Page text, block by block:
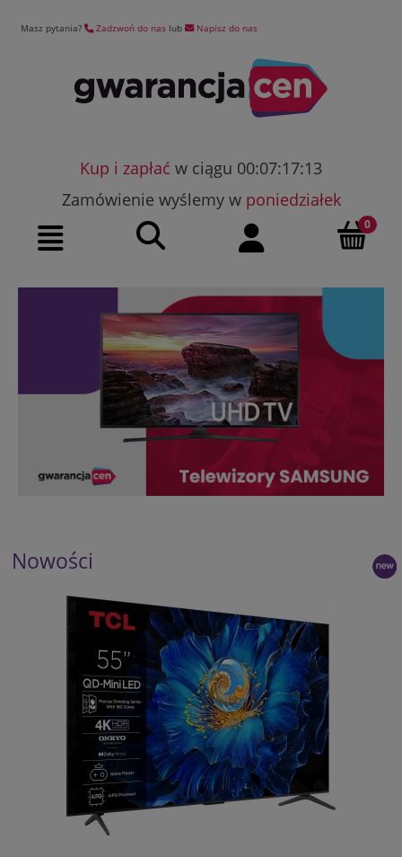
Masz pytania? Zadzwoń do nas lub Napisz do nas
Kup i zapłać w ciągu 00:07:17:12
Zamówienie wyślemy w poniedziałek
Nowości